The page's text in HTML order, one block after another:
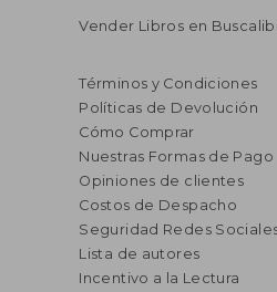
Vender Libros en
Términos y Condiciones
Políticas de Devolución
Cómo Comprar
Nuestras Formas de Pago
Opiniones de clientes
Costos de Despacho
Seguridad Redes
Lista de autores
Incentivo a la Lectura